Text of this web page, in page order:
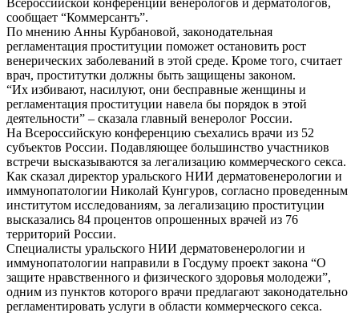
Всероссийской конференции венерологов и дерматологов,
сообщает “Коммерсантъ”.
По мнению Анны Курбановой, законодательная
регламентация проституции поможет остановить рост
венерических заболеваний в этой среде. Кроме того, считает
врач, проститутки должны быть защищены законом.
“Их избивают, насилуют, они бесправные женщины и
регламентация проституции навела бы порядок в этой
деятельности” – сказала главный венеролог России.
На Всероссийскую конференцию съехались врачи из 52
субъектов России. Подавляющее большинство участников
встречи высказываются за легализацию коммерческого секса.
Как сказал директор уральского НИИ дерматовенерологии и
иммунопатологии Николай Кунгуров, согласно проведенным
институтом исследованиям, за легализацию проституции
высказались 84 процентов опрошенных врачей из 76
территорий России.
Специалисты уральского НИИ дерматовенерологии и
иммунопатологии направили в Госдуму проект закона “О
защите нравственного и физического здоровья молодежи”,
одним из пунктов которого врачи предлагают законодательно
регламентировать услуги в области коммерческого секса.